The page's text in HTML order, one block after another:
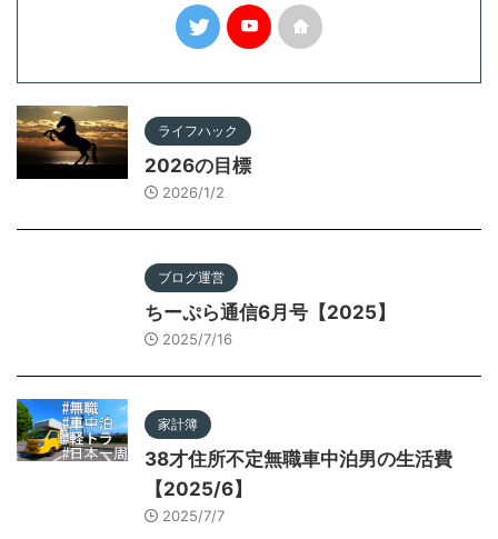
ライフハック
2026の目標
2026/1/2
ブログ運営
ちーぷら通信6月号【2025】
2025/7/16
家計簿
38才住所不定無職車中泊男の生活費
【2025/6】
2025/7/7